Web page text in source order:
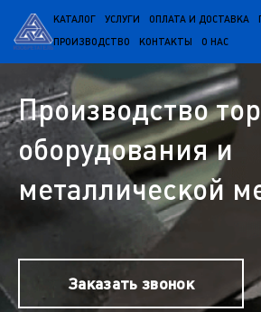
КАТАЛОГ УСЛУГИ ОПЛАТА И ДОСТАВКА
ПРОИЗВОДСТВО КОНТАКТЫ О НАС
Производство
оборудования и
металлической
Заказать звонок